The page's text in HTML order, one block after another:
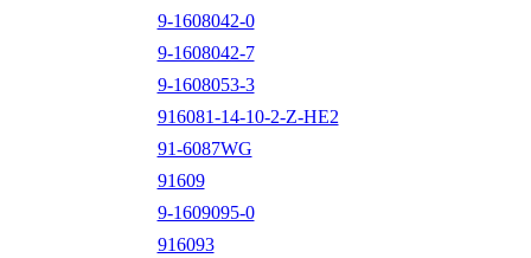
9-1608042-0
9-1608042-7
9-1608053-3
916081-14-10-2-Z-HE2
91-6087WG
91609
9-1609095-0
916093